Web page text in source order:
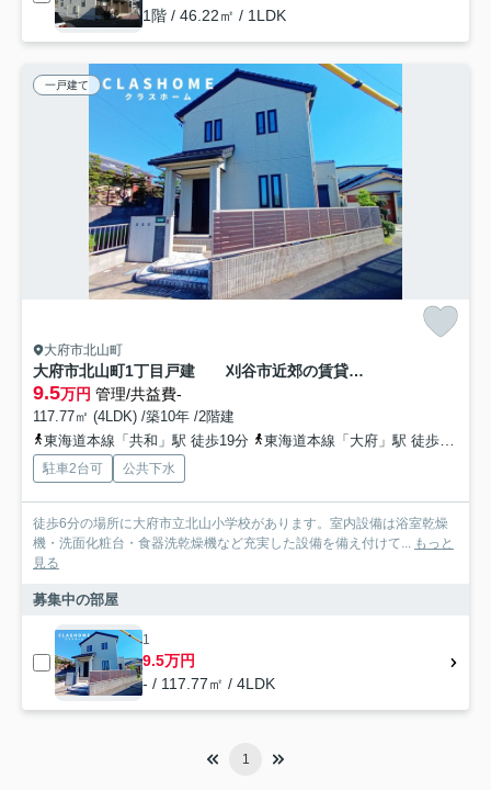
1階 / 46.22㎡ / 1LDK
一戸建て
大府市北山町
大府市北山町1丁目戸建 刈谷市近郊の賃貸はクラスホーム刈谷店
9.5万円 管理/共益費-
117.77㎡ (4LDK) /築10年 /2階建
東海道本線「共和」駅 徒歩19分
東海道本線「大府」駅 徒歩44分
駐車2台可 公共下水
徒歩6分の場所に大府市立北山小学校があります。室内設備は浴室乾燥
機・洗面化粧台・食器洗乾燥機など充実した設備を備え付けて... もっと
見る
募集中の部屋
1
9.5万円
- / 117.77㎡ / 4LDK
1